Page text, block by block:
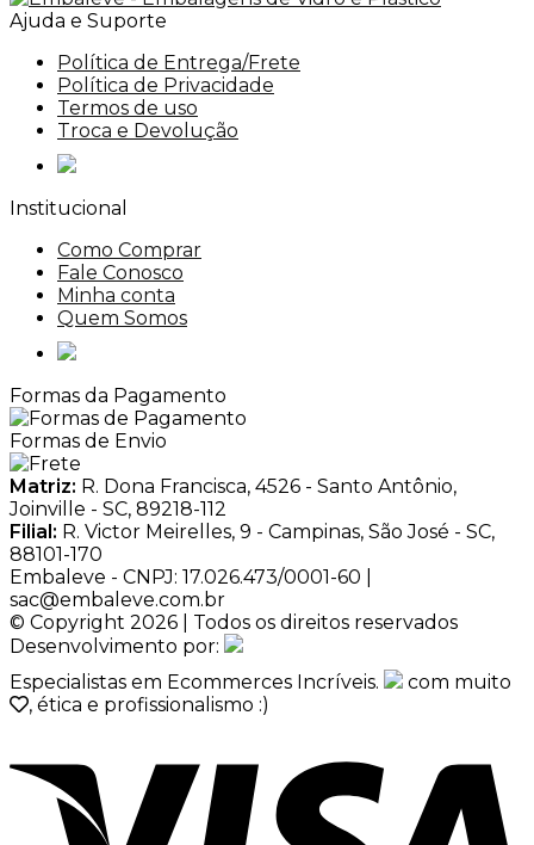
Ajuda e Suporte
Política de Entrega/Frete
Política de Privacidade
Termos de uso
Troca e Devolução
Institucional
Como Comprar
Fale Conosco
Minha conta
Quem Somos
Formas da Pagamento
Formas de Envio
Matriz: R. Dona Francisca, 4526 - Santo Antônio,
Joinville - SC, 89218-112
Filial: R. Victor Meirelles, 9 - Campinas, São José - SC,
88101-170
Embaleve - CNPJ: 17.026.473/0001-60 |
sac@embaleve.com.br
© Copyright 2026 | Todos os direitos reservados
Desenvolvimento por:
Especialistas em Ecommerces Incríveis.
com muito
, ética e profissionalismo :)